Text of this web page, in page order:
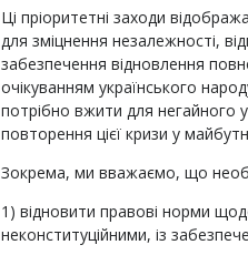
Ці пріоритетні заходи
для зміцнення незалежності,
забезпечення відновлення
очікуванням українського
потрібно вжити для негайного
повторення цієї кризи у
Зокрема, ми вважаємо, що
1) відновити правові норми
неконституційними, із